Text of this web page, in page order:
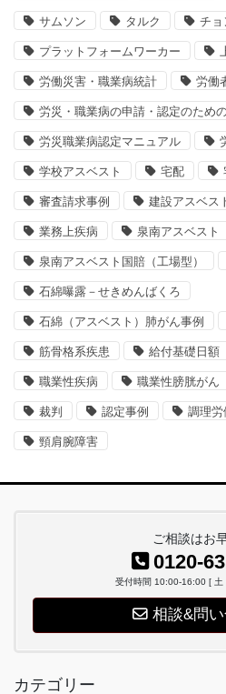
サムソン タルク チョ
プラットフォームワーカー
労働災害・職業病統計 労働
労災・職業病の申請・認定のため
労災職業病認定マニュアル
学校アスベスト 宅配
審査請求事例 建設アスベス
業務上疾病 泉南アスベスト
泉南アスベスト国賠（工場型）
石綿曝露－せきめんばくろ
石綿（アスベスト）肺がん事例
筋骨格系疾患 給付基礎日額
職業性疾病 職業性膀胱がん
裁判 認定事例 調理労
頸肩腕障害
ご相談はお
0120-
受付時間 10:00-16:00 [ 土
相談&問
カテゴリー